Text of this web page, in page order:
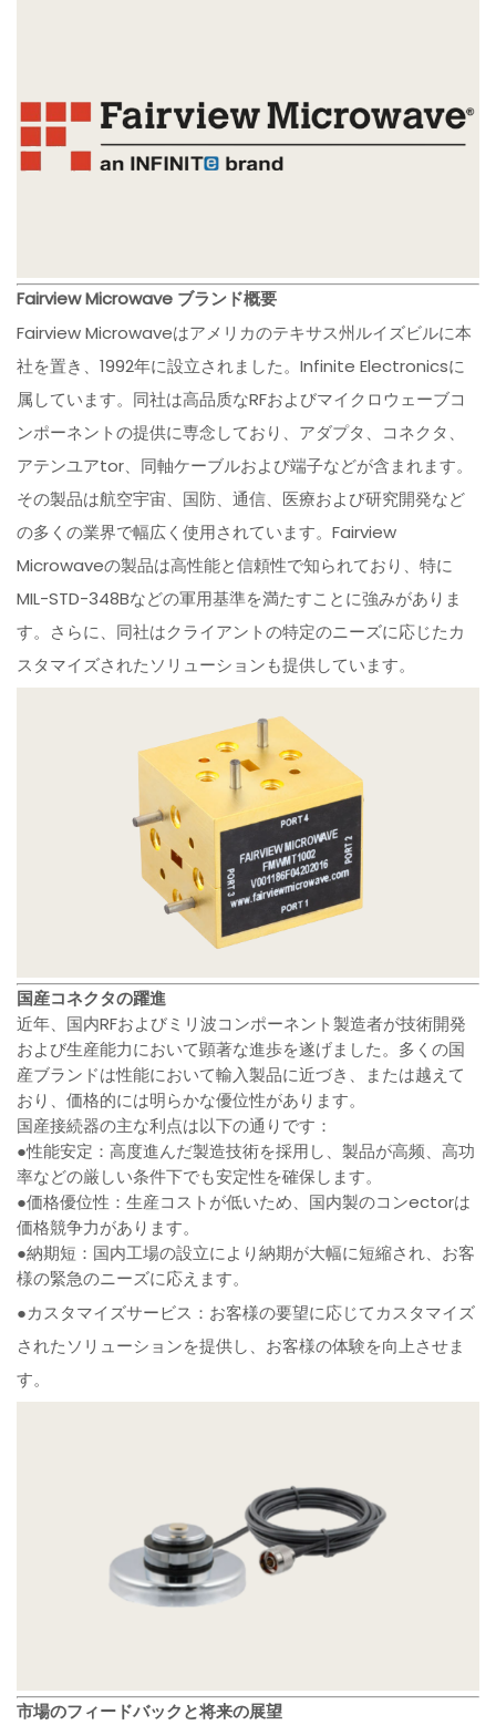
Fairview Microwave ブランド概要
Fairview Microwaveはアメリカのテキサス州ルイズビルに本
社を置き、1992年に設立されました。Infinite Electronicsに
属しています。同社は高品质なRFおよびマイクロウェーブコ
ンポーネントの提供に専念しており、アダプタ、コネクタ、
アテンユアtor、同軸ケーブルおよび端子などが含まれます。
その製品は航空宇宙、国防、通信、医療および研究開発など
の多くの業界で幅広く使用されています。Fairview
Microwaveの製品は高性能と信頼性で知られており、特に
MIL-STD-348Bなどの軍用基準を満たすことに強みがありま
す。さらに、同社はクライアントの特定のニーズに応じたカ
スタマイズされたソリューションも提供しています。
国産コネクタの躍進
近年、国内RFおよびミリ波コンポーネント製造者が技術開発
および生産能力において顕著な進歩を遂げました。多くの国
産ブランドは性能において輸入製品に近づき、または越えて
おり、価格的には明らかな優位性があります。
国産接続器の主な利点は以下の通りです：
●性能安定：高度進んだ製造技術を採用し、製品が高频、高功
率などの厳しい条件下でも安定性を確保します。
●価格優位性：生産コストが低いため、国内製のコンectorは
価格競争力があります。
●納期短：国内工場の設立により納期が大幅に短縮され、お客
様の緊急のニーズに応えます。
●カスタマイズサービス：お客様の要望に応じてカスタマイズ
されたソリューションを提供し、お客様の体験を向上させま
す。
市場のフィードバックと将来の展望